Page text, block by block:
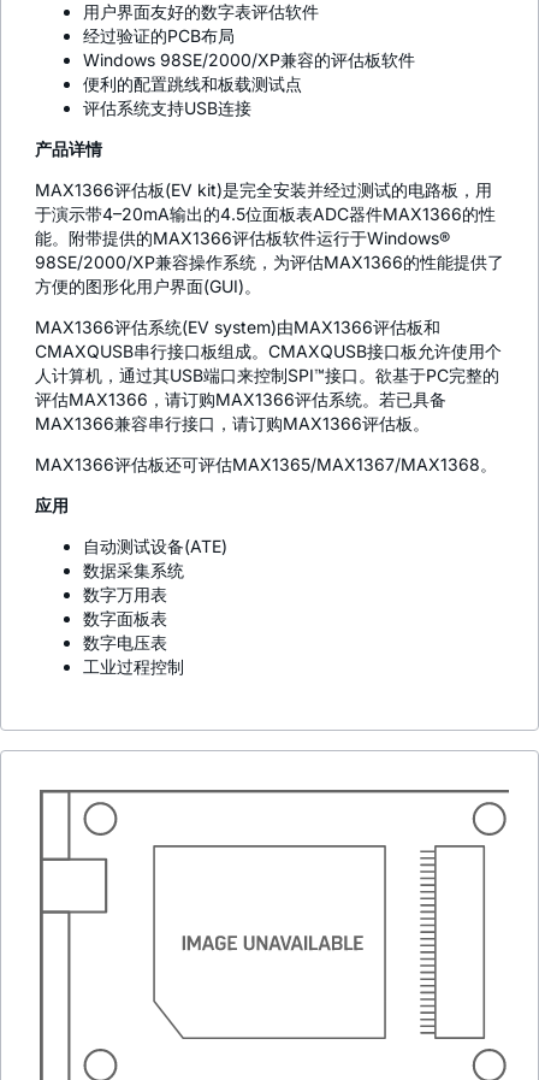
用户界面友好的数字表评估软件
经过验证的PCB布局
Windows 98SE/2000/XP兼容的评估板软件
便利的配置跳线和板载测试点
评估系统支持USB连接
产品详情
MAX1366评估板(EV kit)是完全安装并经过测试的电路板，用
于演示带4–20mA输出的4.5位面板表ADC器件MAX1366的性
能。附带提供的MAX1366评估板软件运行于Windows®
98SE/2000/XP兼容操作系统，为评估MAX1366的性能提供了
方便的图形化用户界面(GUI)。
MAX1366评估系统(EV system)由MAX1366评估板和
CMAXQUSB串行接口板组成。CMAXQUSB接口板允许使用个
人计算机，通过其USB端口来控制SPI™接口。欲基于PC完整的
评估MAX1366，请订购MAX1366评估系统。若已具备
MAX1366兼容串行接口，请订购MAX1366评估板。
MAX1366评估板还可评估MAX1365/MAX1367/MAX1368。
应用
自动测试设备(ATE)
数据采集系统
数字万用表
数字面板表
数字电压表
工业过程控制